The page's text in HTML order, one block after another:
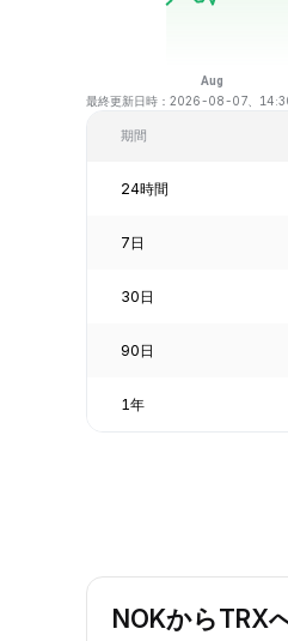
最終更新日時：2026-08-07、
期間
24時間
7日
30日
90日
1年
NOKからTRX